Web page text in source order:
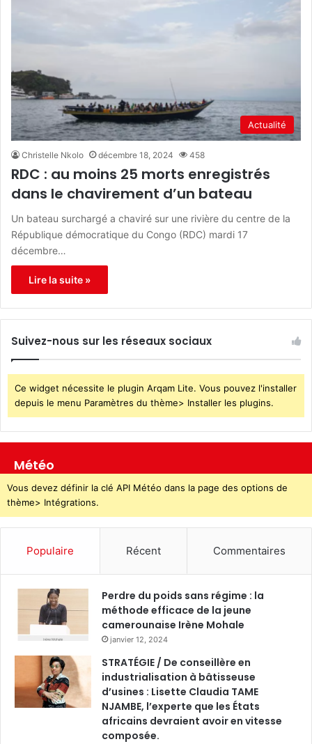
Actualité
Christelle Nkolo décembre 18, 2024 458
RDC : au moins 25 morts enregistrés
dans le chavirement d’un bateau
Un bateau surchargé a chaviré sur une rivière du centre de la
République démocratique du Congo (RDC) mardi 17
décembre…
Lire la suite »
Suivez-nous sur les réseaux sociaux
Ce widget nécessite le plugin Arqam Lite. Vous pouvez l'installer
depuis le menu Paramètres du thème> Installer les plugins.
Météo
Vous devez définir la clé API Météo dans la page des options de
thème> Intégrations.
Populaire Récent Commentaires
Perdre du poids sans régime : la
méthode efficace de la jeune
camerounaise Irène Mohale
janvier 12, 2024
STRATÉGIE / De conseillère en
industrialisation à bâtisseuse
d’usines : Lisette Claudia TAME
NJAMBE, l’experte que les États
africains devraient avoir en vitesse
composée.